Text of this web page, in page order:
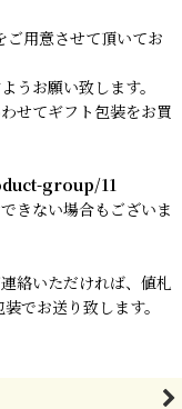
ご用意させて頂いてお
うお願い致します。
せてギフト包装をお買
group/11
きない場合もございま
絡いただければ、値札
でお送り致します。